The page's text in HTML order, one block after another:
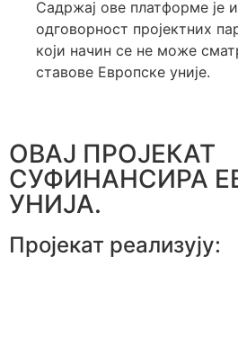
Садржај ове платформе је
одговорност пројектних
који начин се не може
ставове Европске уније.
ОВАЈ ПРОЈЕКАТ
СУФИНАНСИРА
УНИЈА.
Пројекат реализују: